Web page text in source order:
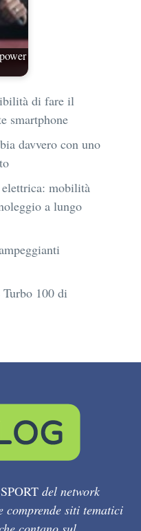
di fare il
smartphone
davvero con uno
mobilità
a lungo
100 di
SPORT del network
siti tematici